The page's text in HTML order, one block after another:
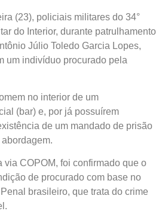
(23), policiais militares do 34°
do Interior, durante patrulhamento
Júlio Toledo Garcia Lopes,
um indivíduo procurado pela
no interior de um
(bar) e, por já possuírem
de um mandado de prisão
COPOM, foi confirmado que o
de procurado com base no
brasileiro, que trata do crime